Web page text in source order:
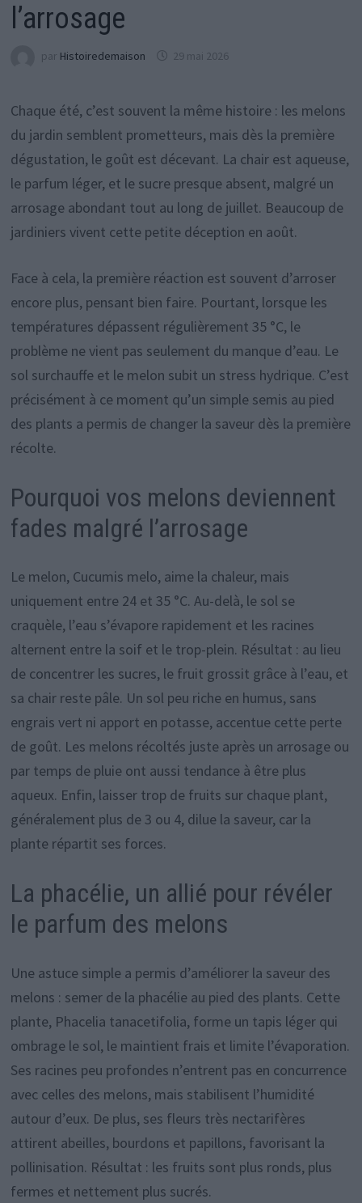
l’arrosage
par Histoiredemaison 29 mai 2026
Chaque été, c’est souvent la même histoire : les melons
du jardin semblent prometteurs, mais dès la première
dégustation, le goût est décevant. La chair est aqueuse,
le parfum léger, et le sucre presque absent, malgré un
arrosage abondant tout au long de juillet. Beaucoup de
jardiniers vivent cette petite déception en août.
Face à cela, la première réaction est souvent d’arroser
encore plus, pensant bien faire. Pourtant, lorsque les
températures dépassent régulièrement 35 °C, le
problème ne vient pas seulement du manque d’eau. Le
sol surchauffe et le melon subit un stress hydrique. C’est
précisément à ce moment qu’un simple semis au pied
des plants a permis de changer la saveur dès la première
récolte.
Pourquoi vos melons deviennent
fades malgré l’arrosage
Le melon, Cucumis melo, aime la chaleur, mais
uniquement entre 24 et 35 °C. Au-delà, le sol se
craquèle, l’eau s’évapore rapidement et les racines
alternent entre la soif et le trop-plein. Résultat : au lieu
de concentrer les sucres, le fruit grossit grâce à l’eau, et
sa chair reste pâle. Un sol peu riche en humus, sans
engrais vert ni apport en potasse, accentue cette perte
de goût. Les melons récoltés juste après un arrosage ou
par temps de pluie ont aussi tendance à être plus
aqueux. Enfin, laisser trop de fruits sur chaque plant,
généralement plus de 3 ou 4, dilue la saveur, car la
plante répartit ses forces.
La phacélie, un allié pour révéler
le parfum des melons
Une astuce simple a permis d’améliorer la saveur des
melons : semer de la phacélie au pied des plants. Cette
plante, Phacelia tanacetifolia, forme un tapis léger qui
ombrage le sol, le maintient frais et limite l’évaporation.
Ses racines peu profondes n’entrent pas en concurrence
avec celles des melons, mais stabilisent l’humidité
autour d’eux. De plus, ses fleurs très nectarifères
attirent abeilles, bourdons et papillons, favorisant la
pollinisation. Résultat : les fruits sont plus ronds, plus
fermes et nettement plus sucrés.